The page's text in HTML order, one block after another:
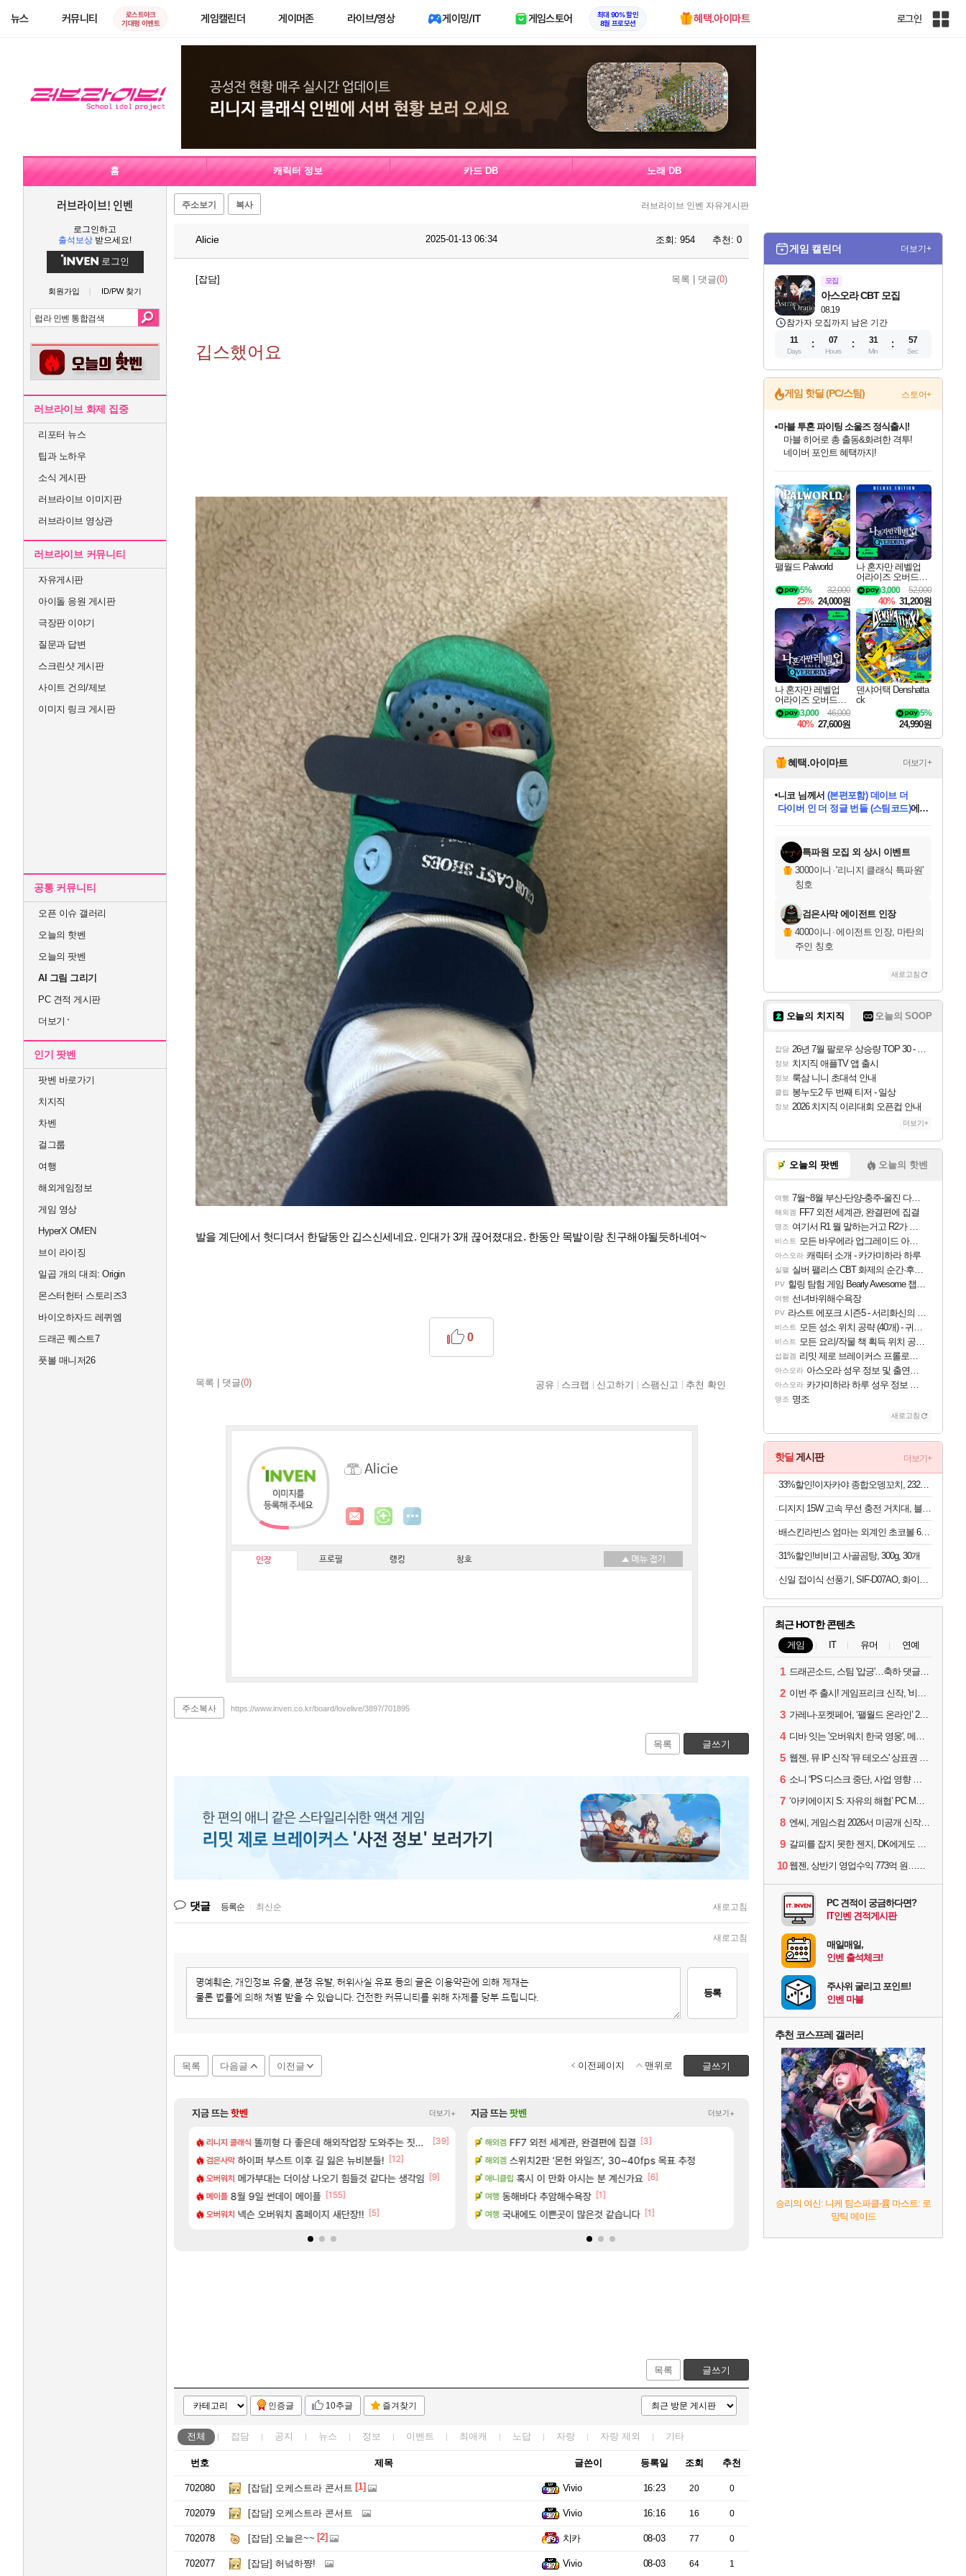
뉴스 커뮤니티
로스트아크
기대평 이벤트
게임캘린더 게이머존 라이브/영상 게이밍/IT 게임스토어
최대 90% 할인
8월 프로모션
혜택.아이마트 로그인
인
홈 캐릭터 정보 카드 DB 노래 DB
러브라이브! 인벤
로그인하고
출석보상 받으세요!
로그인
회원가입 ID/PW 찾기
러브라이브 화제 집중
리포터 뉴스
팁과 노하우
소식 게시판
러브라이브 이미지판
러브라이브 영상관
러브라이브 커뮤니티
자유게시판
아이돌 응원 게시판
극장판 이야기
질문과 답변
스크린샷 게시판
사이트 건의/제보
이미지 링크 게시판
공통 커뮤니티
오픈 이슈 갤러리
오늘의 핫벤
오늘의 팟벤
AI 그림 그리기
PC 견적 게시판
더보기
인기 팟벤
팟벤 바로가기
치지직
차벤
걸그룹
여행
해외게임정보
게임 영상
HyperX OMEN
브이 라이징
일곱 개의 대죄: Origin
몬스터헌터 스토리즈3
바이오하자드 레퀴엠
드래곤 퀘스트7
풋볼 매니저26
주소보기 복사 러브라이브 인벤 자유게시판
Alicie 2025-01-13 06:34 조회: 954 추천: 0
[잡담] 목록 댓글(0)
깁스했어요
발을 계단에서 헛디뎌서 한달동안 깁스신세네요. 인대가 3개 끊어졌대요. 한동안 목발이랑 친구해야될듯하네여~
목록 댓글(0)
0
공유 스크랩 신고하기 스팸신고 추천 확인
Alicie
인장 프로필 랭킹 칭호
주소복사 https://www.inven.co.kr/board/lovelive/3897/701895
목록 글쓰기
댓글 등록순 최신순 새로고침
새로고침
등록
목록 다음글 이전글 글쓰기
이전페이지 맨위로
지금 뜨는핫벤 더보기+
리니지 클래식 똘끼형 다 좋은데 해외작업장 도와주는 짓은 좀 아니지않냐?
[39]
검은사막 하이퍼 부스트 이후 길 잃은 뉴비분들! [12]
오버워치 메가부대는 더이상 나오기 힘들것 같다는 생각임 [9]
메이플 8월 9일 썬데이 메이플 [155]
오버워치 넥슨 오버워치 홈페이지 새단장!! [5]
메이플 현재 나무위키 실검 1위인 김규원
[75]
로아 골드 파는 게 왜 쌀숭이임?
[183]
로아 ㅇㅂ) 벨가르딘 나메 320줄 11시 유기 택틱 소개
리니지M 아떨린다 한시간후면 [13]
메이플 아니 뭔 샤타 안 나왔다고 진짜 화내는 사람도 있네
리니지M 주말패키지가 나왔읍니다. [14]
메이플 썬데이가 샤타가 아닌 큰 이유는 경매장 불안정때문
와우 공장: xx님 옴니움 장서 안하셨어요?
파리바게트 본사에서 연락왔음
지금 뜨는팟벤 더보기+
아스오라 아스오라 성우 정보 및 출연작 모음
아스오라 아키츠 아키나 성우 정보 및 주요 필모
비스트 모든 성소 위치 공략 (40개) - 귀환한 영혼 도전과제
리밋제로 프롤로그 테스트를 마치고.. (feat. 리아)
명조 명조 공식 이모티콘 이벤트 진행해봤습니다! 참여부터 추첨까지????
해외겜 FF7 외전 세계관, 완결편에 집결 [3]
해외겜 스위치2판 ‘몬헌 와일즈’, 30~40fps 목표 추정
애니클립 혹시 이 만화 아시는 분 계신가요 [6]
여행 동해바다 추암해수욕장 [1]
여행 국내에도 이쁜곳이 많은것 같습니다 [1]
해외겜 중국 CXMT, D램 매출 점유율 7%…글로벌 4위로
해외겜 AI발 원가 압박, 메인보드값 오르나
리싱크드 리싱크드 1.06 패치노트 (8/5)
아사쿠라 마이 성우 정보 및 주요 필모
목록 글쓰기
인증글 10추글 즐겨찾기
전체 잡담 공지 뉴스 정보 이벤트 최애캐 노답 자랑 자랑 제외 기타
번호 제목 글쓴이 등록일 조회 추천
702080 [잡담] 오케스트라 콘서트 [1] Vivio 16:23 20 0
702079 [잡담] 오케스트라 콘서트 Vivio 16:16 16 0
702078 [잡담] 오늘은~~ [2] 치카 08-03 77 0
702077 [잡담] 허넠하쨩! Vivio 08-03 64 1
게임 캘린더 더보기+
모집
08.19
아스오라 CBT 모집
참가자 모집까지 남은 기간
11
Days
07
Hours
31
Min
56
Sec
게임 핫딜 (PC/스팀) 스토어+
최대 90% 할인가를 만나보세요!
네이버혜택과 함께 만나보세요!
50%할인&추가 적립까지!
마블 히어로 총 출동&화려한 격투!
네이버 포인트 혜택까지!
이니&베니 혜택까지!
네이버 혜택가와 함께 예약하세요!
할인&네이버혜택으로 만나보세요!
네이버페이 혜택과 만나보세요!
40주년 프로모션으로 만나보세요!
할인가에 만나보세요!
일부 에디션 상시 할인!
혜택으로 예약 판매 중
편안하게 충전하세요
팰월드 Palworld
32,000
5%
25% 24,000원
나 혼자만 레벨업
어라이즈 오버드라
이브 디럭스 에디션
Solo Leveling Arise
Overdrive Deluxe Edi
tion
52,000
3,000
40% 31,200원
나 혼자만 레벨업
어라이즈 오버드라
이브 Solo Leveling A
rise
46,000
3,000
40% 27,600원
덴샤어택 Denshatta
ck
5%
24,990원
혜택.아이마트 더보기+
교환.
당첨되셨습니다.
니코님께서 (본편포함) 데이브 더
다이버 인 더 정글 번들 (스팀코드)에
당첨되셨습니다.
당첨되셨습니다.
당첨되셨습니다.
당첨되셨습니다.
당첨되셨습니다.
에디션 (스팀코드)를 교환.
당첨되셨습니다.
특파원 모집 외 상시 이벤트
3000이니 ·'리니지 클래식 특파원'
칭호
검은사막 에이전트 인장
4000이니 ·에이전트 인장, 마탄의
주인 칭호
새로고침
오늘의 치지직 오늘의 SOOP
잡담 26년 7월 팔로우 상승량 TOP 30 - 월간 치지직
정보 치지직 애플TV 앱 출시
정보 룩삼 니니 초대석 안내
클립 봉누도2 두 번째 티저 - 일상
정보 2026 치지직 이리대회 오픈컵 안내
더보기+
오늘의 팟벤 오늘의 핫벤
여행 7월~8월 부산-단양-충주-울진 다녀왔어요~
해외겜 FF7 외전 세계관, 완결편에 집결
명조 여기서 R1 뭘 말하는거고 R2가 뭘말하는걸까요?
비스트 모든 바우에라 업그레이드 아이템 획득 위치 공략 (89개)
아스오라 캐릭터 소개 - 카가미하라 하루
실팰 실버 팰리스 CBT 화제의 순간·후기 모음
PV 힐링 탐험 게임 Bearly Awesome 챕터 1 트레일러
여행 선녀바위해수욕장
PV 라스트 에포크 시즌5 - 서리화신의 분노 티저
비스트 모든 성소 위치 공략 (40개) - 귀환한 영혼 도전과제
비스트 모든 요리/작물 책 획득 위치 공략 (36개) - 미식가 도전과제
섭컬겜 리밋 제로 브레이커스 프롤로그 테스트 후기 영상 업로드
아스오라 아스오라 성우 정보 및 출연작 모음
아스오라 카가미하라 하루 성우 정보 및 주요 필모
명조 명조
새로고침
핫딜 게시판 더보기+
33%할인!이자카야 종합오뎅꼬치, 232g, 4개
디지지 15W 고속 무선 충전 거치대, 블랙, 1개
배스킨라빈스 엄마는 외계인 초코볼 6개입 x 2봉지 (1봉지당 4,950원)
31%할인!비비고 사골곰탕, 300g, 30개
신일 접이식 선풍기, SIF-D07AO, 화이트, 1개
최근 HOT한 콘텐츠
게임 IT 유머 연예
1 드래곤소드, 스팀 '압긍'…축하 댓글 달고 게임 코드 받자!
2 이번 주 출시! 게임프리크 신작, '비스트 오브 리인카네이션'
3 가레나·포켓페어, ‘팰월드 온라인’ 2026년 출시 예고
4 디바 잇는 '오버워치 한국 영웅', 메카 파일럿 디몬 나온다
5 웹젠, 뮤 IP 신작 '뮤 테오스' 상표권 출원
6 소니 “PS 디스크 중단, 사업 영향 없다”
7 ‘아키에이지 S: 자유의 해협’ PC MMORPG로 개발한다
8 엔씨, 게임스컴 2026서 미공개 신작 최초 공개
9 갈피를 잡지 못한 젠지, DK에게도 0:2 패배
10 웹젠, 상반기 영업수익 773억 원…순이익 89% 증가
PC 견적이 궁금하다면?
IT인벤 견적게시판
매일매일,
인벤 출석체크!
주사위 굴리고 포인트!
인벤 마블
추천 코스프레 갤러리
승리의 여신: 니케 팀스파클-륨 마스트: 로
망틱 메이드